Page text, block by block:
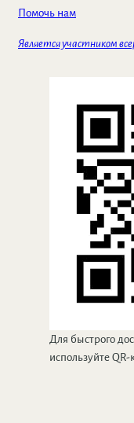
Помочь нам
Является участником
Для быстрого
используйте QR-